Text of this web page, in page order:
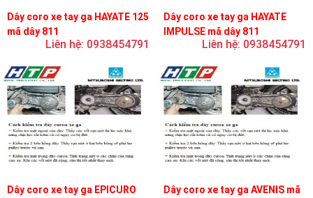
Dây coro xe tay ga HAYATE 125
mã dây 811
Liên hệ: 0938454791
Dây coro xe tay ga HAYATE
IMPULSE mã dây 811
Liên hệ: 0938454791
Dây coro xe tay ga EPICURO
Dây coro xe tay ga AVENIS mã